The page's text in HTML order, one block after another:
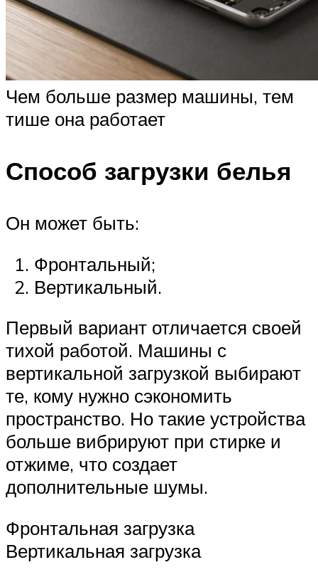
Чем больше размер машины, тем
тише она работает
Способ загрузки белья
Он может быть:
Фронтальный;
Вертикальный.
Первый вариант отличается своей
тихой работой. Машины с
вертикальной загрузкой выбирают
те, кому нужно сэкономить
пространство. Но такие устройства
больше вибрируют при стирке и
отжиме, что создает
дополнительные шумы.
Фронтальная загрузка
Вертикальная загрузка